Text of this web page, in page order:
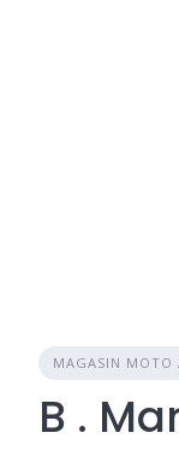
MAGASIN MOTO
B .